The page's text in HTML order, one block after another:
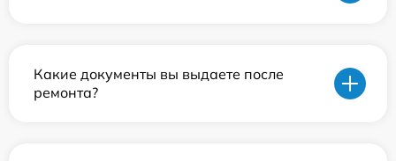
Какие документы вы выдаете после
ремонта?